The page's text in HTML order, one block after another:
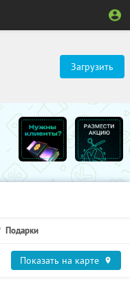
Загрузить
Подарки
Показать на карте